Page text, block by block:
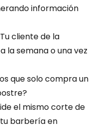
información
cliente de la
la semana o una vez
que solo compra un
el mismo corte de